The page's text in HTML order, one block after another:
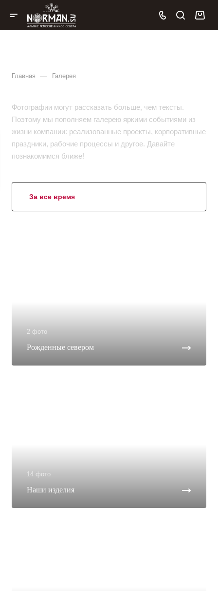
Главная — Галерея
Фотографии могут рассказать больше, чем тексты.
Поэтому мы пополняем галерею яркими событиями из
жизни компании: реализованные проекты, корпоративные
праздники, рабочие процессы и другое. Давайте
познакомимся ближе!
За все время
2 фото
Рожденные севером
14 фото
Наши изделия